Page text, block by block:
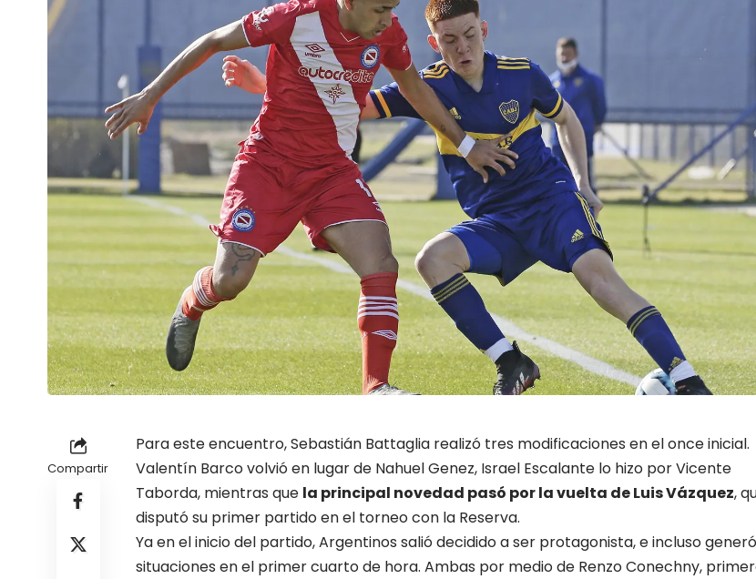
Compartir
Para este encuentro, Sebastián Battaglia realizó tres modificaciones en el once inicial.
Valentín Barco volvió en lugar de Nahuel Genez, Israel Escalante lo hizo por Vicente
Taborda, mientras que la principal novedad pasó por la vuelta de Luis Vázquez,
disputó su primer partido en el torneo con la Reserva.
Ya en el inicio del partido, Argentinos salió decidido a ser protagonista, e incluso
situaciones en el primer cuarto de hora. Ambas por medio de Renzo Conechny,